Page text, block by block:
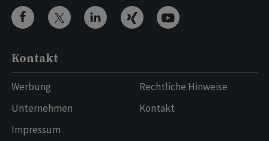
Kontakt
Werbung
Unternehmen
Impressum
Rechtliche Hinweise
Kontakt